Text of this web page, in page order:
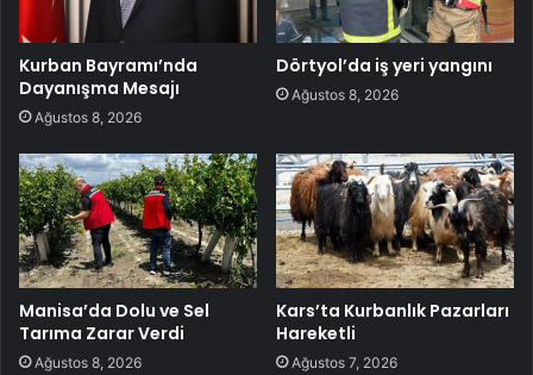
Kurban Bayramı’nda
Dayanışma Mesajı
Ağustos 8, 2026
Dörtyol’da iş yeri yangını
Ağustos 8, 2026
Manisa’da Dolu ve Sel
Tarıma Zarar Verdi
Ağustos 8, 2026
Kars’ta Kurbanlık Pazarları
Hareketli
Ağustos 7, 2026